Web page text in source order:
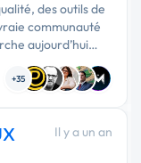
des outils de
communauté
aujourd’hui
dans
+35
Il y a un an